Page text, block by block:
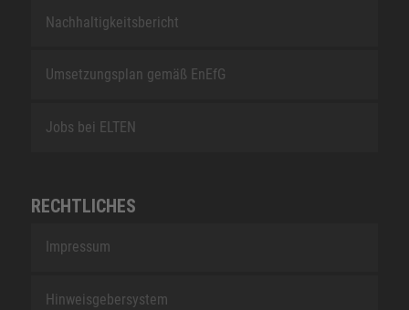
Nachhaltigkeitsbericht
Umsetzungsplan gemäß EnEfG
Jobs bei ELTEN
RECHTLICHES
Impressum
Hinweisgebersystem